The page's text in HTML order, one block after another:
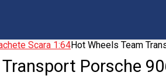
Scara 1:64Hot Wheels Team
Porsche